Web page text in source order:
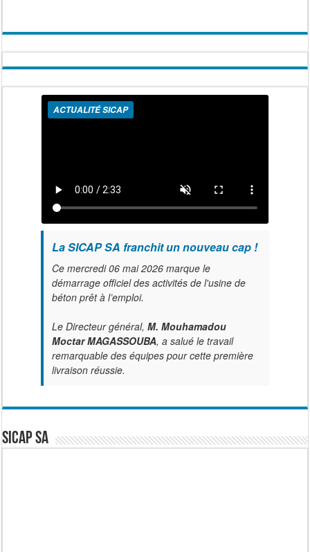
ACTUALITÉ SICAP
La SICAP SA franchit un nouveau cap !
Ce mercredi 06 mai 2026 marque le
démarrage officiel des activités de l'usine de
béton prêt à l’emploi.
Le Directeur général, M. Mouhamadou
Moctar MAGASSOUBA, a salué le travail
remarquable des équipes pour cette première
livraison réussie.
SICAP SA